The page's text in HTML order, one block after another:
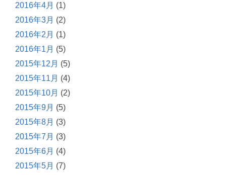
2016年4月 (1)
2016年3月 (2)
2016年2月 (1)
2016年1月 (5)
2015年12月 (5)
2015年11月 (4)
2015年10月 (2)
2015年9月 (5)
2015年8月 (3)
2015年7月 (3)
2015年6月 (4)
2015年5月 (7)